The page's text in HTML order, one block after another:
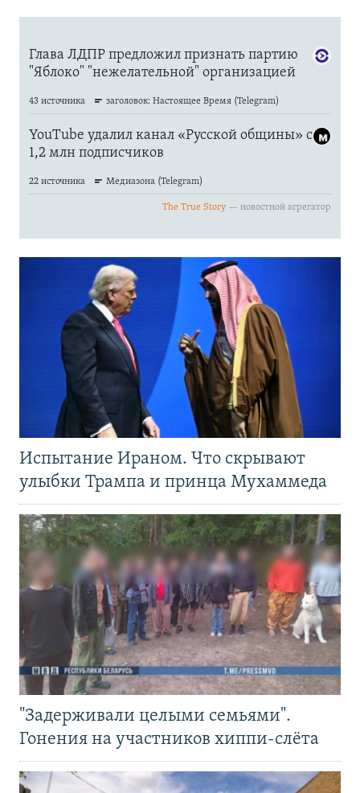
Испытание Ираном. Что скрывают
улыбки Трампа и принца Мухаммеда
"Задерживали целыми семьями".
Гонения на участников хиппи-слёта